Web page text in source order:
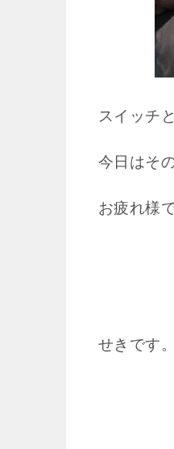
スイッチ
今日はそ
お疲れ様
せきです。